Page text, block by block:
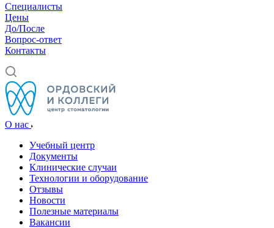
Специалисты
Цены
До/После
Вопрос-ответ
Контакты
О нас
Учебный центр
Документы
Клинические случаи
Технологии и оборудование
Отзывы
Новости
Полезные материалы
Вакансии